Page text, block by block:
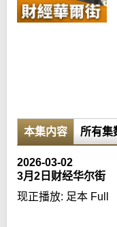
本集内容 所有集
2026-03-02
3月2日财经华尔街
现正播放: 足本 Full